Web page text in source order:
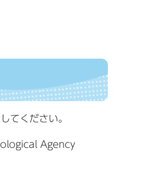
てください。
Agency